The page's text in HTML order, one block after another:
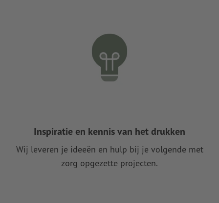
Inspiratie en kennis van het drukken
Wij leveren je ideeën en hulp bij je volgende met
zorg opgezette projecten.